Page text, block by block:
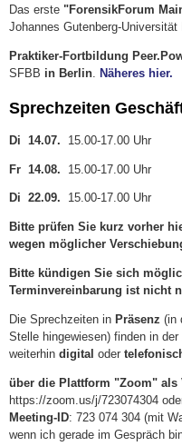
Das erste "ForensikForum
Johannes Gutenberg-
Praktiker-Fortbildung
SFBB in Berlin Näheres hier.
Sprechzeiten
Di 14.07. 15.00-17.00 Uhr
Fr 14.08. 15.00-17.00 Uhr
Di 22.09. 15.00-17.00 Uhr
Bitte prüfen Sie kurz vorher
wegen möglicher
Bitte kündigen Sie sich
Terminvereinbarung ist nicht
Die Sprechzeiten in Präsenz (in
Stelle hingewiesen) finden in
weiterhin digital oder
über die Plattform "Zoom" als
https://zoom.us/j/723074304
Meeting-ID: 723 074 304 (mit
wenn ich gerade im Gespräch